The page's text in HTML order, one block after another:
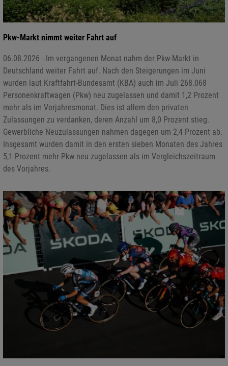
Pkw-Markt nimmt weiter Fahrt auf
06.08.2026 - Im vergangenen Monat nahm der Pkw-Markt in
Deutschland weiter Fahrt auf. Nach den Steigerungen im Juni
wurden laut Kraftfahrt-Bundesamt (KBA) auch im Juli 268.068
Personenkraftwagen (Pkw) neu zugelassen und damit 1,2 Prozent
mehr als im Vorjahresmonat. Dies ist allem den privaten
Zulassungen zu verdanken, deren Anzahl um 8,0 Prozent stieg.
Gewerbliche Neuzulassungen nahmen dagegen um 2,4 Prozent ab.
Insgesamt wurden damit in den ersten sieben Monaten des Jahres
5,1 Prozent mehr Pkw neu zugelassen als im Vergleichszeitraum
des Vorjahres.